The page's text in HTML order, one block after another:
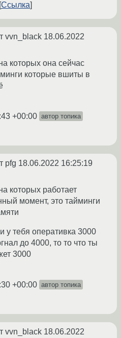
Ссылка
vvn_black 18.06.2022
которых она сейчас
которые вшиты в
+00:00 автор топика
pfg 18.06.2022 16:25:19
которых работает
момент, это тайминги
у тебя оперативка 3000
до 4000, то то что ты
3000
+00:00 автор топика
vvn_black 18.06.2022